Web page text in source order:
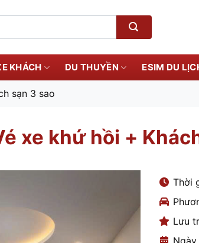
KHÁCH DU THUYỀN ESIM DU
sạn 3 sao
xe khứ hồi +
Thời
Lưu